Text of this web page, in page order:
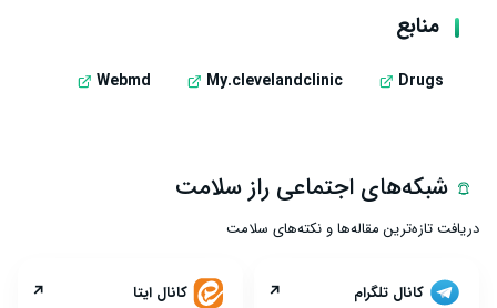
منابع
Drugs
My.clevelandclinic
Webmd
شبکه‌های اجتماعی راز سلامت
دریافت تازه‌ترین مقاله‌ها و نکته‌های سلامت
کانال تلگرام ↗ کانال ایتا ↗